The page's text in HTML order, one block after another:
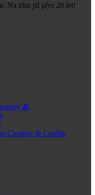
Na trhu již přes 20 let!
🍝
Chutney & Confits